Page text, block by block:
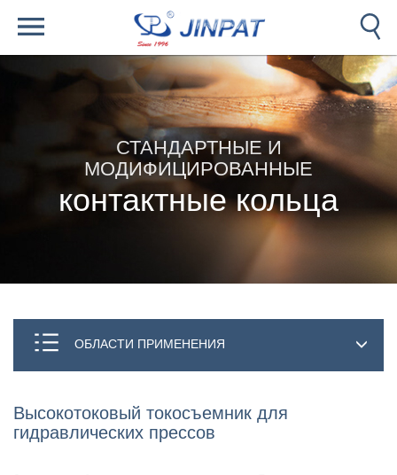
СТАНДАРТНЫЕ И
МОДИФИЦИРОВАННЫЕ
контактные кольца
ОБЛАСТИ ПРИМЕНЕНИЯ
Высокотоковый токосъемник для
гидравлических прессов